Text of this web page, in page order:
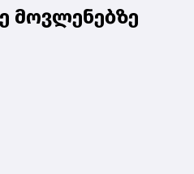
მოვლენებზე